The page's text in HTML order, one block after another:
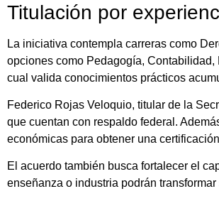
Titulación por
La iniciativa contempla carreras como
opciones como Pedagogía, Contabilidad,
cual valida conocimientos prácticos
Federico Rojas Veloquio, titular de la
que cuentan con respaldo federal.
económicas para obtener una
El acuerdo también busca fortalecer el
enseñanza o industria podrán